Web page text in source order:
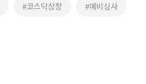
#코스닥상장 #예비심사